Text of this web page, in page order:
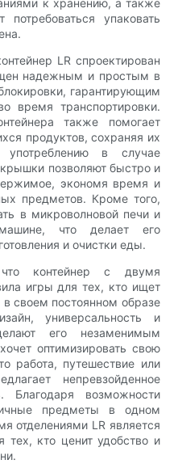
к хранению, а также
упаковать
LR спроектирован
надежным и простым в
гарантирующим
время транспортировки.
также помогает
продуктов, сохраняя их
в случае
позволяют быстро и
экономя время и
предметов. Кроме того,
в микроволновой печи и
что делает его
и очистки еды.
контейнер с двумя
игры для тех, кто ищет
в своем постоянном образе
универсальность и
его незаменимым
оптимизировать свою
работа, путешествие или
непревзойденное
Благодаря возможности
предметы в одном
отделениями LR является
кто ценит удобство и